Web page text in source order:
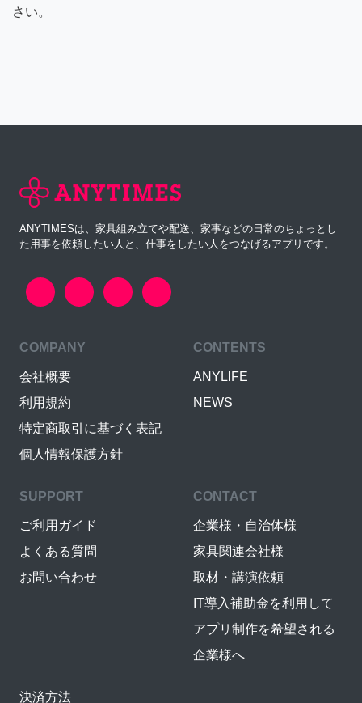
さい。
ANYTIMESは、家具組み立てや配送、家事などの日常のちょっとし
た用事を依頼したい人と、仕事をしたい人をつなげるアプリです。
COMPANY
会社概要
利用規約
特定商取引に基づく表記
個人情報保護方針
CONTENTS
ANYLIFE
NEWS
SUPPORT
ご利用ガイド
よくある質問
お問い合わせ
CONTACT
企業様・自治体様
家具関連会社様
取材・講演依頼
IT導入補助金を利用して
アプリ制作を希望される
企業様へ
決済方法